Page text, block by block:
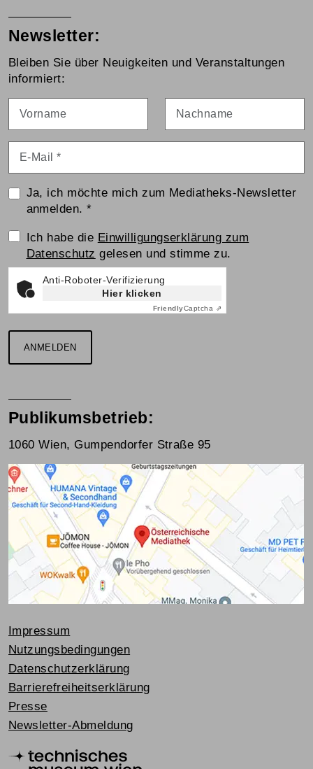
Newsletter:
Bleiben Sie über Neuigkeiten und Veranstaltungen
informiert:
Ja, ich möchte mich zum Mediatheks-Newsletter
anmelden.*
Einwilligungserklärung
Ich habe die Einwilligungserklärung zum
Datenschutz gelesen und stimme zu.
Anti-Roboter-Verifizierung
Hier klicken
FriendlyCaptcha ⇗
ANMELDEN
Publikumsbetrieb:
1060 Wien, Gumpendorfer Straße 95
Impressum
Nutzungsbedingungen
Datenschutzerklärung
Barrierefreiheitserklärung
Presse
Newsletter-Abmeldung